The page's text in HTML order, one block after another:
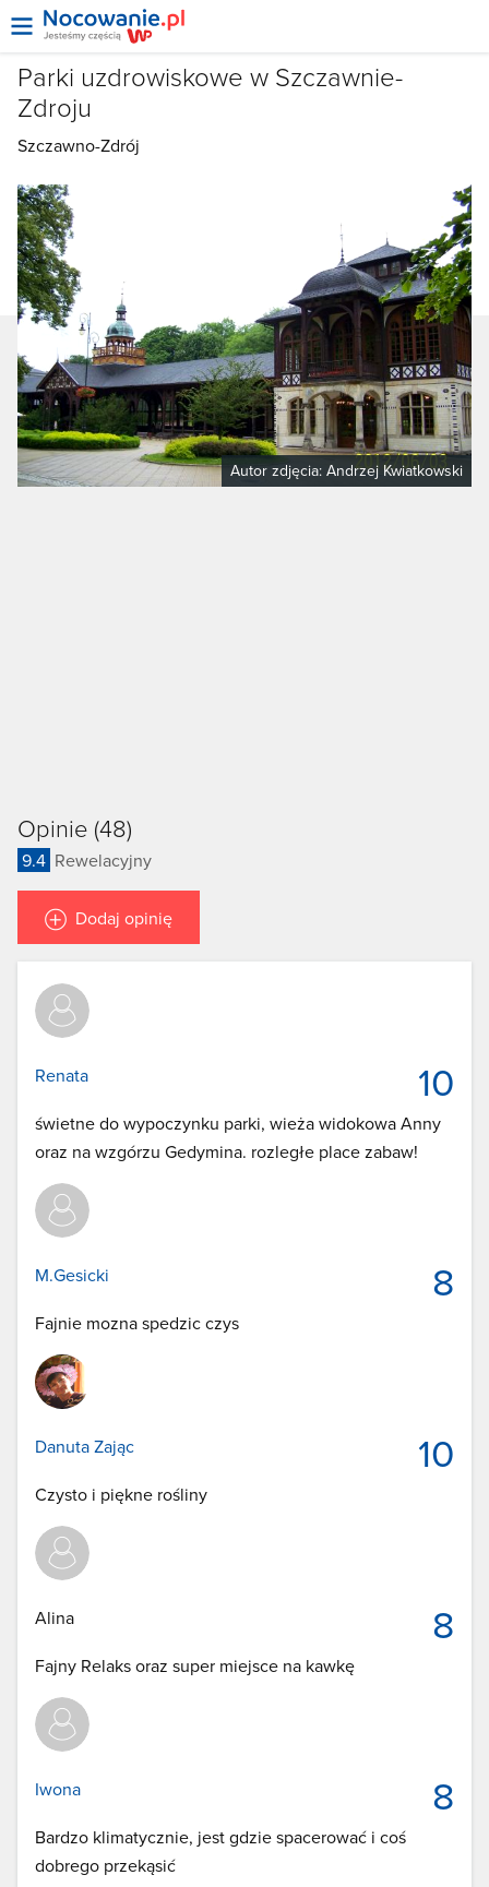
Parki uzdrowiskowe w Szczawnie-
Zdroju
Szczawno-Zdrój
Autor zdjęcia: Andrzej Kwiatkowski
Opinie (48)
9.4 Rewelacyjny
Dodaj opinię
10
Renata
świetne do wypoczynku parki, wieża widokowa Anny
oraz na wzgórzu Gedymina. rozległe place zabaw!
8
M.Gesicki
Fajnie mozna spedzic czys
10
Danuta Zając
Czysto i piękne rośliny
8
Alina
Fajny Relaks oraz super miejsce na kawkę
8
Iwona
Bardzo klimatycznie, jest gdzie spacerować i coś
dobrego przekąsić